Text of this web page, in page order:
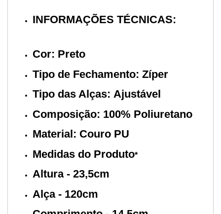
INFORMAÇÕES TÉCNICAS:
Cor: Preto
Tipo de Fechamento: Zíper
Tipo das Alças: Ajustável
Composição: 100% Poliuretano
Material: Couro PU
Medidas do Produto*
Altura - 23,5cm
Alça - 120cm